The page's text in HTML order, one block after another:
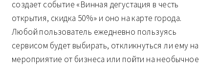
создает событие «Винная дегустация в честь
открытия, скидка 50%» и оно на карте города.
Любой пользователь ежедневно пользуясь
сервисом будет выбирать, откликнуться ли ему на
мероприятие от бизнеса или пойти на необычное